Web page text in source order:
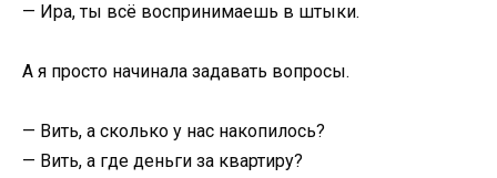
— Ира, ты всё воспринимаешь в штыки.
А я просто начинала задавать вопросы.
— Вить, а сколько у нас накопилось?
— Вить, а где деньги за квартиру?